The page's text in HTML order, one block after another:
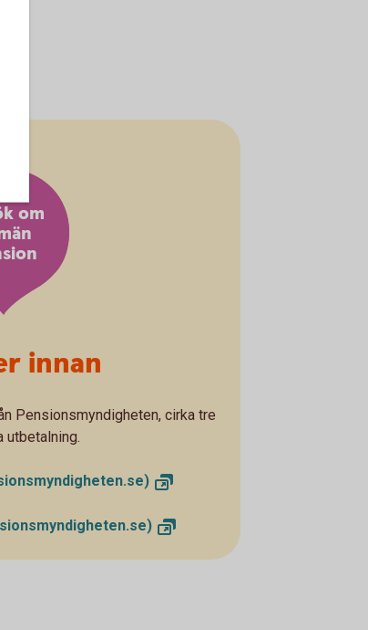
om
innan
Pensionsmyndigheten, cirka tre
utbetalning.